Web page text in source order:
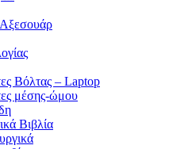
Αξεσουάρ
Βόλτας – Laptop
μέσης-ώμου
Βιβλία